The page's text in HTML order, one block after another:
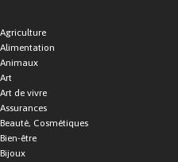
Agriculture
Alimentation
Animaux
Art
Art de vivre
Assurances
Beauté, Cosmétiques
Bien-être
Bijoux